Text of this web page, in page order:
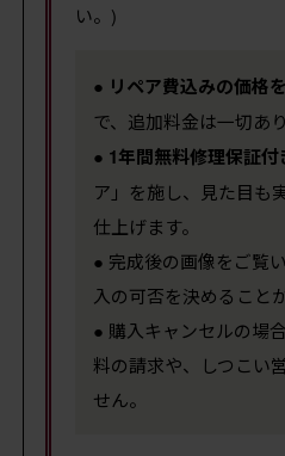
い。)
● リペア費込みの価格
で、追加料金は一切あ
● 1年間無料修理保証付
ア」を施し、見た目も
仕上げます。
● 完成後の画像をご覧
入の可否を決めること
● 購入キャンセルの場
料の請求や、しつこい
せん。